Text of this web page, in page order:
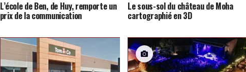
L’école de Ben, de Huy, remporte un
prix de la communication
Le sous-sol du château de Moha
cartographié en 3D